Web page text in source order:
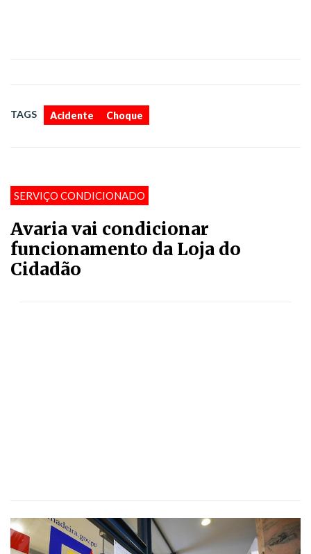
TAGS Acidente Choque
SERVIÇO CONDICIONADO
Avaria vai condicionar
funcionamento da Loja do
Cidadão